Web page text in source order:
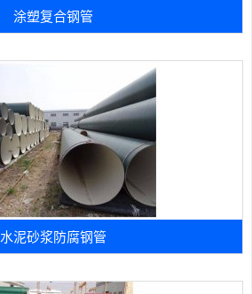
涂塑复合钢管
水泥砂浆防腐钢管